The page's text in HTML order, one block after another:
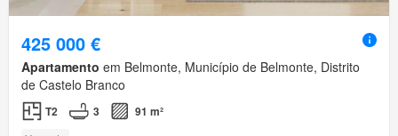
425 000 €
Apartamento em Belmonte, Município de Belmonte, Distrito
de Castelo Branco
T2 3 91 m²